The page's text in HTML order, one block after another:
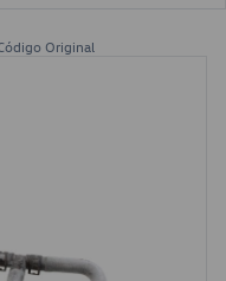
Original